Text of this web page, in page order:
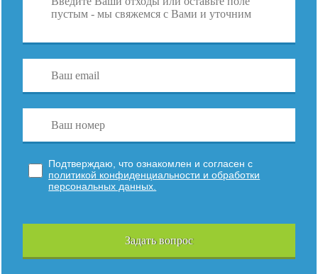
Подтверждаю, что ознакомлен и согласен с
политикой конфиденциальности и обработки
персональных данных.
Задать вопрос